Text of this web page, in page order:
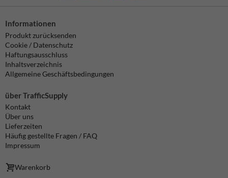
Informationen
Produkt zurücksenden
Cookie / Datenschutz
Haftungsausschluss
Inhaltsverzeichnis
Allgemeine Geschäftsbedingungen
über TrafficSupply
Kontakt
Über uns
Lieferzeiten
Häufig gestellte Fragen / FAQ
Impressum
Warenkorb